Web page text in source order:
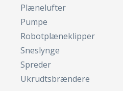
Plænelufter
Pumpe
Robotplæneklipper
Sneslynge
Spreder
Ukrudtsbrændere